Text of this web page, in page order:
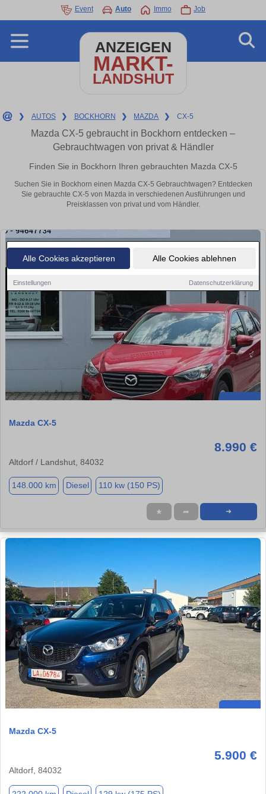
Alle Cookies akzeptieren Alle Cookies ablehnen
Einstellungen Datenschutzerklärung
Event Auto Immo Job
ANZEIGEN
MARKT-
LANDSHUT
❯ AUTOS ❯ BOCKHORN ❯ MAZDA ❯ CX-5
Mazda CX-5 gebraucht in Bockhorn entdecken –
Gebrauchtwagen von privat & Händler
Finden Sie in Bockhorn Ihren gebrauchten Mazda CX-5
Suchen Sie in Bockhorn einen Mazda CX-5 Gebrauchtwagen? Entdecken
Sie gebrauchte CX-5 von Mazda in verschiedenen Ausführungen und
Preisklassen von privat und vom Händler.
Mazda CX-5
8.990 €
Altdorf / Landshut, 84032
148.000 km Diesel 110 kw (150 PS)
★ ➦ ➜
Mazda CX-5
5.900 €
Altdorf, 84032